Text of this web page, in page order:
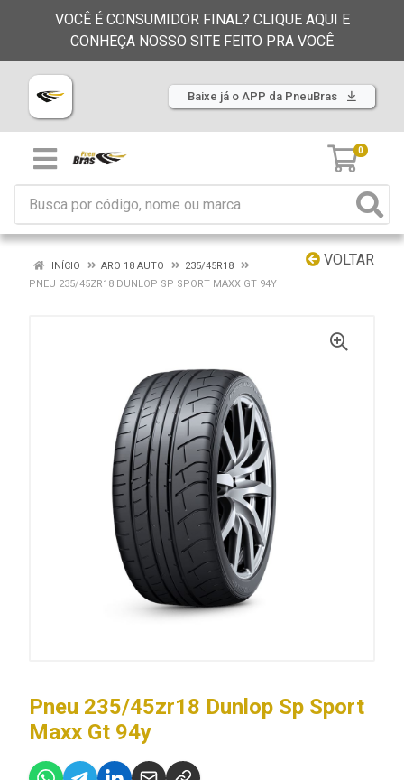
VOCÊ É CONSUMIDOR FINAL? CLIQUE AQUI E
CONHEÇA NOSSO SITE FEITO PRA VOCÊ
Baixe já o APP da PneuBras
0
VOLTAR
INÍCIO ARO 18 AUTO
235/45R18
PNEU 235/45ZR18 DUNLOP SP SPORT MAXX GT 94Y
Pneu 235/45zr18 Dunlop Sp Sport
Maxx Gt 94y